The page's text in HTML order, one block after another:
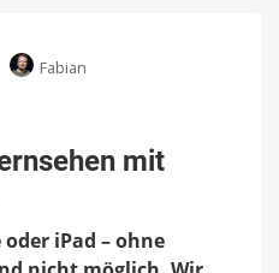
Fabian
mit
iPad – ohne